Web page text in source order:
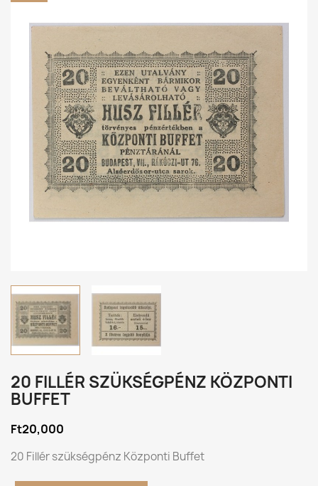
20 FILLÉR SZÜKSÉGPÉNZ KÖZPONTI
BUFFET
Ft20,000
20 Fillér szükségpénz Központi Buffet